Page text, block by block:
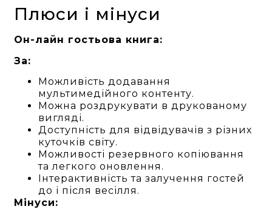
Плюси і мінуси
Он-лайн гостьова книга:
За:
Можливість додавання
мультимедійного контенту.
Можна роздрукувати в друкованому
вигляді.
Доступність для відвідувачів з різних
куточків світу.
Можливості резервного копіювання
та легкого оновлення.
Інтерактивність та залучення гостей
до і після весілля.
Мінуси: